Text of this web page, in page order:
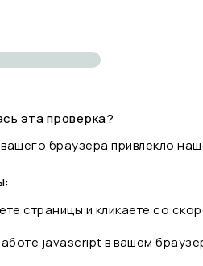
эта проверка?
браузера привлекло
страницы и кликаете со
javascript в вашем